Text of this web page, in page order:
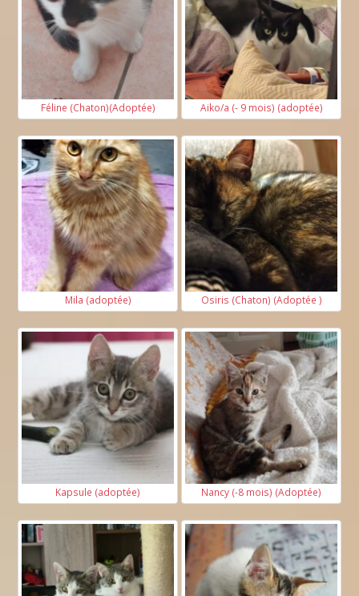
Féline (Chaton)(Adoptée) Aiko/a (- 9 mois) (adoptée)
Mila (adoptée) Osiris (Chaton) (Adoptée )
Kapsule (adoptée) Nancy (-8 mois) (Adoptée)